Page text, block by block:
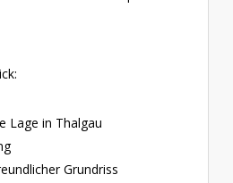
Lage in Thalgau
Grundriss